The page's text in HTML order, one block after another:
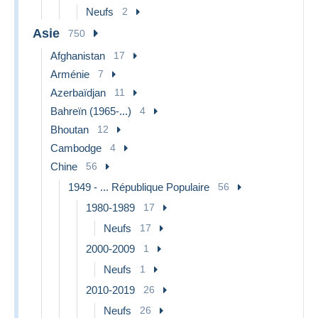
Neufs 2
Asie 750
Afghanistan 17
Arménie 7
Azerbaïdjan 11
Bahreïn (1965-...) 4
Bhoutan 12
Cambodge 4
Chine 56
1949 - ... République Populaire 56
1980-1989 17
Neufs 17
2000-2009 1
Neufs 1
2010-2019 26
Neufs 26